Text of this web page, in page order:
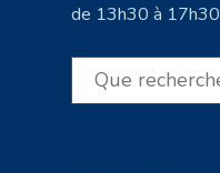
de 13h30 à 17h30
Rechercher